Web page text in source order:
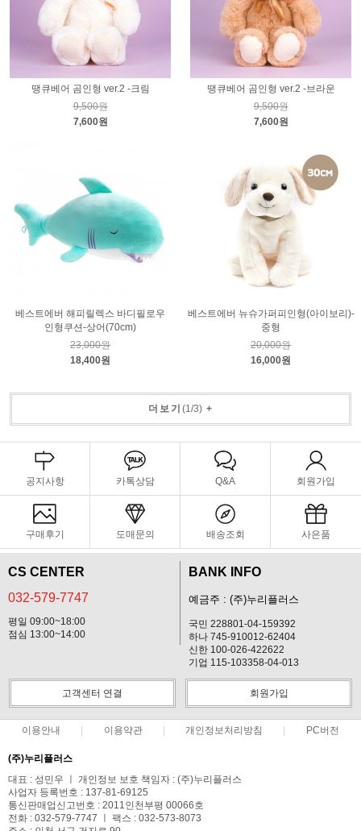
땡큐베어 곰인형 ver.2 -크림
9,500원
7,600원
땡큐베어 곰인형 ver.2 -브라운
9,500원
7,600원
베스트에버 해피릴렉스 바디필로우
인형쿠션-상어(70cm)
23,000원
18,400원
베스트에버 뉴슈가퍼피인형(아이보리)-
중형
20,000원
16,000원
더보기 (1/3)+
공지사항 카톡상담 Q&A 회원가입
구매후기 도매문의 배송조회 사은품
CS CENTER
032-579-7747
평일 09:00~18:00
점심 13:00~14:00
BANK INFO
예금주 : (주)누리플러스
국민 228801-04-159392
하나 745-910012-62404
신한 100-026-422622
기업 115-103358-04-013
고객센터 연결 회원가입
이용안내 이용약관 개인정보처리방침 PC버전
(주)누리플러스
대표 : 성민우 ㅣ 개인정보 보호 책임자 : (주)누리플러스
사업자 등록번호 : 137-81-69125
통신판매업신고번호 : 2011인천부평 00066호
전화 : 032-579-7747 ㅣ 팩스 : 032-573-8073